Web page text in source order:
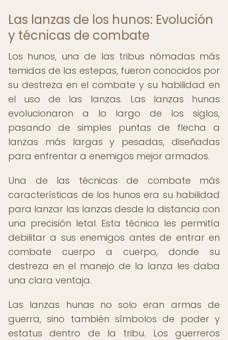
Las lanzas de los hunos: Evolución
y técnicas de combate
Los hunos, una de las tribus nómadas más
temidas de las estepas, fueron conocidos por
su destreza en el combate y su habilidad en
el uso de las lanzas. Las lanzas hunas
evolucionaron a lo largo de los siglos,
pasando de simples puntas de flecha a
lanzas más largas y pesadas, diseñadas
para enfrentar a enemigos mejor armados.
Una de las técnicas de combate más
características de los hunos era su habilidad
para lanzar las lanzas desde la distancia con
una precisión letal. Esta técnica les permitía
debilitar a sus enemigos antes de entrar en
combate cuerpo a cuerpo, donde su
destreza en el manejo de la lanza les daba
una clara ventaja.
Las lanzas hunas no solo eran armas de
guerra, sino también símbolos de poder y
estatus dentro de la tribu. Los guerreros